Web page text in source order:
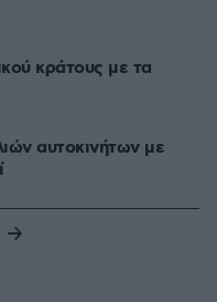
κράτους με τα
αυτοκινήτων με